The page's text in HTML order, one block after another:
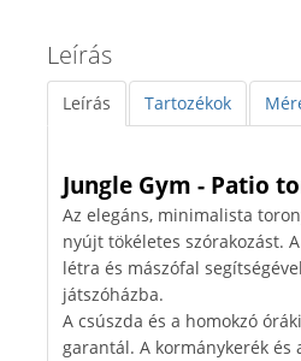
Leírás
Leírás Tartozékok
Jungle Gym - Patio
Az elegáns, minimalista
nyújt tökéletes szórakozást.
létra és mászófal
játszóházba.
A csúszda és a homokzó
garantál. A kormánykerék és